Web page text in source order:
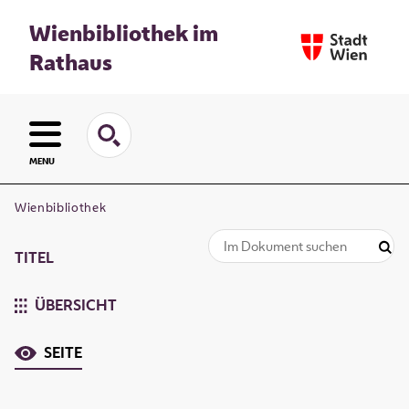
Wienbibliothek im
Rathaus
MENU
Wienbibliothek
TITEL
ÜBERSICHT
SEITE